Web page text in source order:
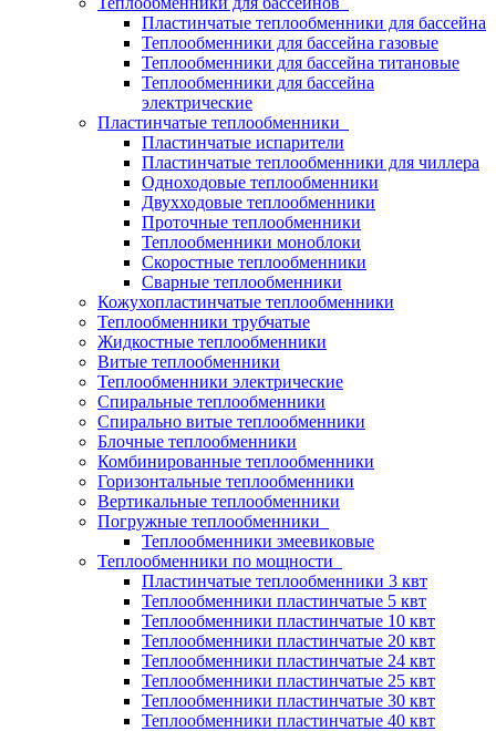
Пластинчатые теплообменники для бассейна
Теплообменники для бассейна газовые
Теплообменники для бассейна титановые
Теплообменники для бассейна
электрические
Пластинчатые теплообменники
Пластинчатые испарители
Пластинчатые теплообменники для чиллера
Одноходовые теплообменники
Двухходовые теплообменники
Проточные теплообменники
Теплообменники моноблоки
Скоростные теплообменники
Сварные теплообменники
Кожухопластинчатые теплообменники
Теплообменники трубчатые
Жидкостные теплообменники
Витые теплообменники
Теплообменники электрические
Спиральные теплообменники
Спирально витые теплообменники
Блочные теплообменники
Комбинированные теплообменники
Горизонтальные теплообменники
Вертикальные теплообменники
Погружные теплообменники
Теплообменники змеевиковые
Теплообменники по мощности
Пластинчатые теплообменники 3 квт
Теплообменники пластинчатые 5 квт
Теплообменники пластинчатые 10 квт
Теплообменники пластинчатые 20 квт
Теплообменники пластинчатые 24 квт
Теплообменники пластинчатые 25 квт
Теплообменники пластинчатые 30 квт
Теплообменники пластинчатые 40 квт